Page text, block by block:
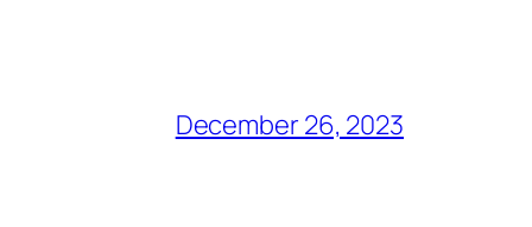
December 26, 2023